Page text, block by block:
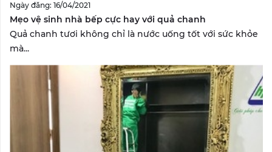
Ngày đăng: 16/04/2021
Mẹo vệ sinh nhà bếp cực hay với quả chanh
Quả chanh tươi không chỉ là nước uống tốt với sức khỏe
mà...